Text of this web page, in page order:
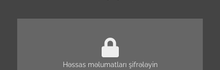
Həssas məlumatları şifrələyin